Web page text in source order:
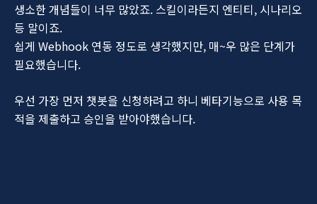
생소한 개념들이 너무 많았죠. 스킬이라든지 엔티티, 시나리오
등 말이죠.
쉽게 Webhook 연동 정도로 생각했지만, 매~우 많은 단계가
필요했습니다.
우선 가장 먼저 챗봇을 신청하려고 하니 베타기능으로 사용 목
적을 제출하고 승인을 받아야했습니다.